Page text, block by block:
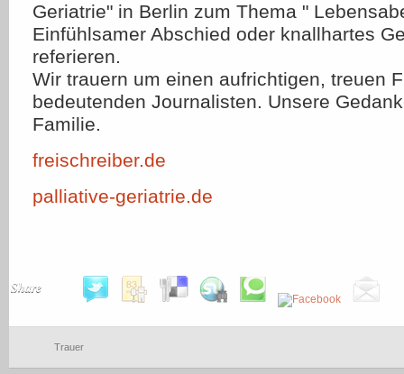
Geriatrie" in Berlin zum Thema "
Einfühlsamer Abschied oder knallhartes
referieren.
Wir trauern um einen aufrichtigen, treuen
bedeutenden Journalisten. Unsere
Familie.
freischreiber.de
palliative-geriatrie.de
Share
Trauer